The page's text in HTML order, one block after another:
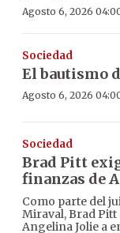
Agosto 6, 2026
Sociedad
El bautismo
Agosto 6, 2026
Sociedad
Brad Pitt
finanzas de
Como parte del
Miraval, Brad Pitt
Angelina Jolie a